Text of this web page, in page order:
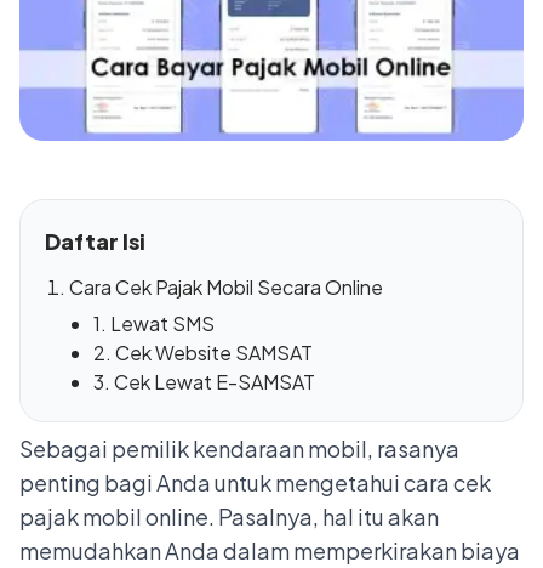
Daftar Isi
Cara Cek Pajak Mobil Secara Online
1. Lewat SMS
2. Cek Website SAMSAT
3. Cek Lewat E-SAMSAT
Sebagai pemilik kendaraan mobil, rasanya
penting bagi Anda untuk mengetahuicara cek
pajak mobil online. Pasalnya, hal itu akan
memudahkan Anda dalam memperkirakan biaya